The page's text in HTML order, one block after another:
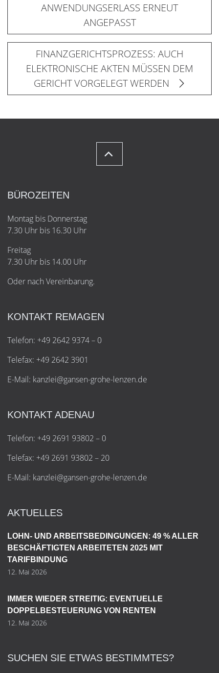
ANWENDUNGSERLASS ERNEUT
ANGEPASST
FINANZGERICHTSPROZESS: AUCH
ELEKTRONISCHE AKTEN MÜSSEN DEM
GERICHT VORGELEGT WERDEN
BÜROZEITEN
Montag bis Donnerstag
7.30 Uhr bis 16.30 Uhr
Freitag
7.30 Uhr bis 14.00 Uhr
Oder nach Vereinbarung.
KONTAKT REMAGEN
Telefon: +49 2642 9374 – 0
Telefax: +49 2642 3901
E-Mail: kanzlei@gansen-grohe-lenzen.de
KONTAKT ADENAU
Telefon: +49 2691 93802 – 0
Telefax: +49 2691 93802 – 20
E-Mail: kanzlei@gansen-grohe-lenzen.de
AKTUELLES
LOHN- UND ARBEITSBEDINGUNGEN: 49 % ALLER
BESCHÄFTIGTEN ARBEITETEN 2025 MIT
TARIFBINDUNG
12. Mai 2026
IMMER WIEDER STREITIG: EVENTUELLE
DOPPELBESTEUERUNG VON RENTEN
12. Mai 2026
SUCHEN SIE ETWAS BESTIMMTES?